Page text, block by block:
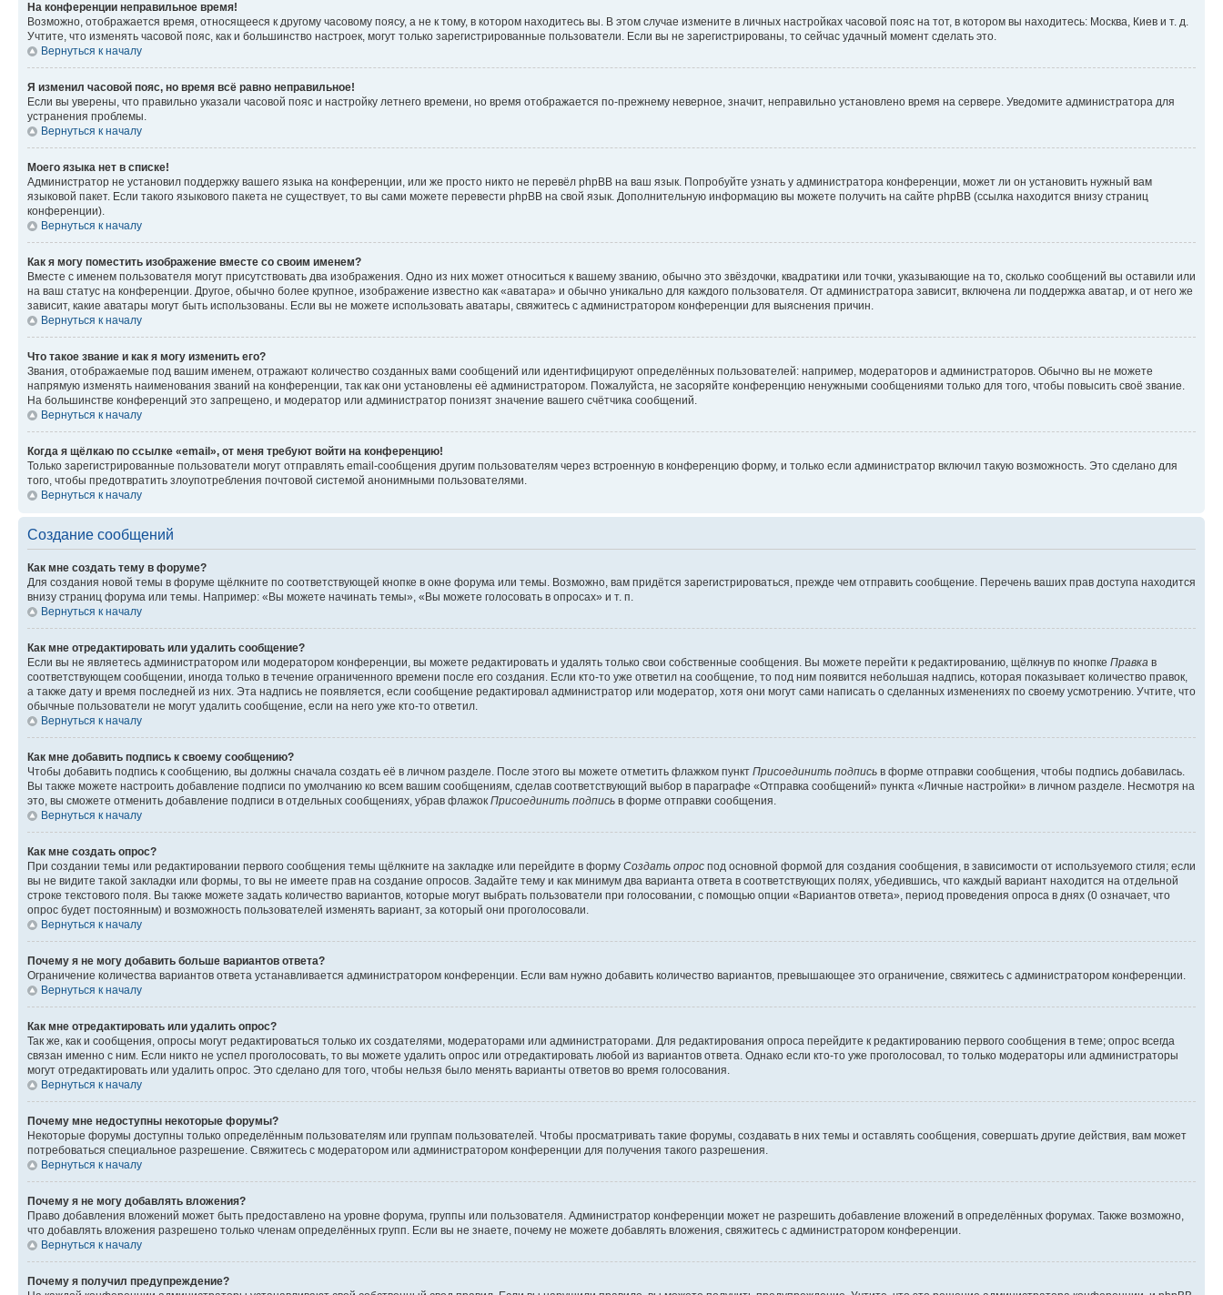
На конференции неправильное время!
Возможно, отображается время, относящееся к другому часовому поясу, а не к тому, в котором находитесь вы. В этом случае измените в личных настройках часовой пояс на тот, в котором вы находитесь: Москва, Киев и т. д.
Учтите, что изменять часовой пояс, как и большинство настроек, могут только зарегистрированные пользователи. Если вы не зарегистрированы, то сейчас удачный момент сделать это.
Вернуться к началу
Я изменил часовой пояс, но время всё равно неправильное!
Если вы уверены, что правильно указали часовой пояс и настройку летнего времени, но время отображается по-прежнему неверное, значит, неправильно установлено время на сервере. Уведомите администратора для
устранения проблемы.
Вернуться к началу
Моего языка нет в списке!
Администратор не установил поддержку вашего языка на конференции, или же просто никто не перевёл phpBB на ваш язык. Попробуйте узнать у администратора конференции, может ли он установить нужный вам
языковой пакет. Если такого языкового пакета не существует, то вы сами можете перевести phpBB на свой язык. Дополнительную информацию вы можете получить на сайте phpBB (ссылка находится внизу страниц
конференции).
Вернуться к началу
Как я могу поместить изображение вместе со своим именем?
Вместе с именем пользователя могут присутствовать два изображения. Одно из них может относиться к вашему званию, обычно это звёздочки, квадратики или точки, указывающие на то, сколько сообщений вы оставили или
на ваш статус на конференции. Другое, обычно более крупное, изображение известно как «аватара» и обычно уникально для каждого пользователя. От администратора зависит, включена ли поддержка аватар, и от него же
зависит, какие аватары могут быть использованы. Если вы не можете использовать аватары, свяжитесь с администратором конференции для выяснения причин.
Вернуться к началу
Что такое звание и как я могу изменить его?
Звания, отображаемые под вашим именем, отражают количество созданных вами сообщений или идентифицируют определённых пользователей: например, модераторов и администраторов. Обычно вы не можете
напрямую изменять наименования званий на конференции, так как они установлены её администратором. Пожалуйста, не засоряйте конференцию ненужными сообщениями только для того, чтобы повысить своё звание.
На большинстве конференций это запрещено, и модератор или администратор понизят значение вашего счётчика сообщений.
Вернуться к началу
Когда я щёлкаю по ссылке «email», от меня требуют войти на конференцию!
Только зарегистрированные пользователи могут отправлять email-сообщения другим пользователям через встроенную в конференцию форму, и только если администратор включил такую возможность. Это сделано для
того, чтобы предотвратить злоупотребления почтовой системой анонимными пользователями.
Вернуться к началу
Создание сообщений
Как мне создать тему в форуме?
Для создания новой темы в форуме щёлкните по соответствующей кнопке в окне форума или темы. Возможно, вам придётся зарегистрироваться, прежде чем отправить сообщение. Перечень ваших прав доступа находится
внизу страниц форума или темы. Например: «Вы можете начинать темы», «Вы можете голосовать в опросах» и т. п.
Вернуться к началу
Как мне отредактировать или удалить сообщение?
Если вы не являетесь администратором или модератором конференции, вы можете редактировать и удалять только свои собственные сообщения. Вы можете перейти к редактированию, щёлкнув по кнопке Правка в
соответствующем сообщении, иногда только в течение ограниченного времени после его создания. Если кто-то уже ответил на сообщение, то под ним появится небольшая надпись, которая показывает количество правок,
а также дату и время последней из них. Эта надпись не появляется, если сообщение редактировал администратор или модератор, хотя они могут сами написать о сделанных изменениях по своему усмотрению. Учтите, что
обычные пользователи не могут удалить сообщение, если на него уже кто-то ответил.
Вернуться к началу
Как мне добавить подпись к своему сообщению?
Чтобы добавить подпись к сообщению, вы должны сначала создать её в личном разделе. После этого вы можете отметить флажком пункт Присоединить подпись в форме отправки сообщения, чтобы подпись добавилась.
Вы также можете настроить добавление подписи по умолчанию ко всем вашим сообщениям, сделав соответствующий выбор в параграфе «Отправка сообщений» пункта «Личные настройки» в личном разделе. Несмотря на
это, вы сможете отменить добавление подписи в отдельных сообщениях, убрав флажок Присоединить подпись в форме отправки сообщения.
Вернуться к началу
Как мне создать опрос?
При создании темы или редактировании первого сообщения темы щёлкните на закладке или перейдите в форму Создать опрос под основной формой для создания сообщения, в зависимости от используемого стиля; если
вы не видите такой закладки или формы, то вы не имеете прав на создание опросов. Задайте тему и как минимум два варианта ответа в соответствующих полях, убедившись, что каждый вариант находится на отдельной
строке текстового поля. Вы также можете задать количество вариантов, которые могут выбрать пользователи при голосовании, с помощью опции «Вариантов ответа», период проведения опроса в днях (0 означает, что
опрос будет постоянным) и возможность пользователей изменять вариант, за который они проголосовали.
Вернуться к началу
Почему я не могу добавить больше вариантов ответа?
Ограничение количества вариантов ответа устанавливается администратором конференции. Если вам нужно добавить количество вариантов, превышающее это ограничение, свяжитесь с администратором конференции.
Вернуться к началу
Как мне отредактировать или удалить опрос?
Так же, как и сообщения, опросы могут редактироваться только их создателями, модераторами или администраторами. Для редактирования опроса перейдите к редактированию первого сообщения в теме; опрос всегда
связан именно с ним. Если никто не успел проголосовать, то вы можете удалить опрос или отредактировать любой из вариантов ответа. Однако если кто-то уже проголосовал, то только модераторы или администраторы
могут отредактировать или удалить опрос. Это сделано для того, чтобы нельзя было менять варианты ответов во время голосования.
Вернуться к началу
Почему мне недоступны некоторые форумы?
Некоторые форумы доступны только определённым пользователям или группам пользователей. Чтобы просматривать такие форумы, создавать в них темы и оставлять сообщения, совершать другие действия, вам может
потребоваться специальное разрешение. Свяжитесь с модератором или администратором конференции для получения такого разрешения.
Вернуться к началу
Почему я не могу добавлять вложения?
Право добавления вложений может быть предоставлено на уровне форума, группы или пользователя. Администратор конференции может не разрешить добавление вложений в определённых форумах. Также возможно,
что добавлять вложения разрешено только членам определённых групп. Если вы не знаете, почему не можете добавлять вложения, свяжитесь с администратором конференции.
Вернуться к началу
Почему я получил предупреждение?